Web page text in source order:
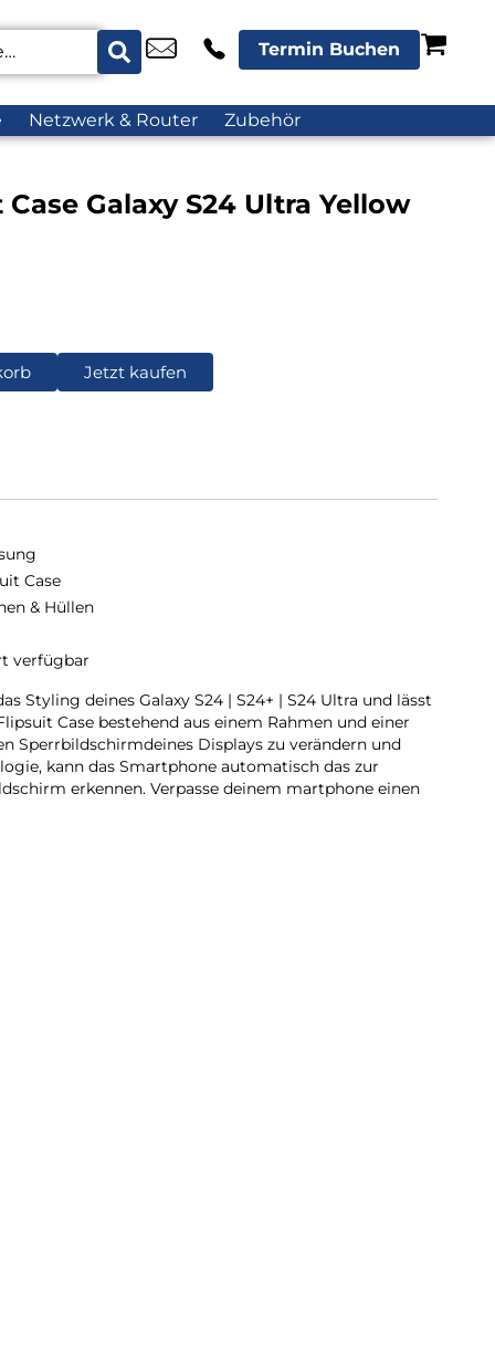
Termin Buchen
Netzwerk & Router Zubehör
Galaxy S24 Ultra Yellow
Jetzt kaufen
Case
& Hüllen
verfügbar
Styling deines Galaxy S24 | S24+ | S24 Ultra und lässt
Case bestehend aus einem Rahmen und einer
Sperrbildschirmdeines Displays zu verändern und
kann das Smartphone automatisch das zur
erkennen. Verpasse deinem martphone einen